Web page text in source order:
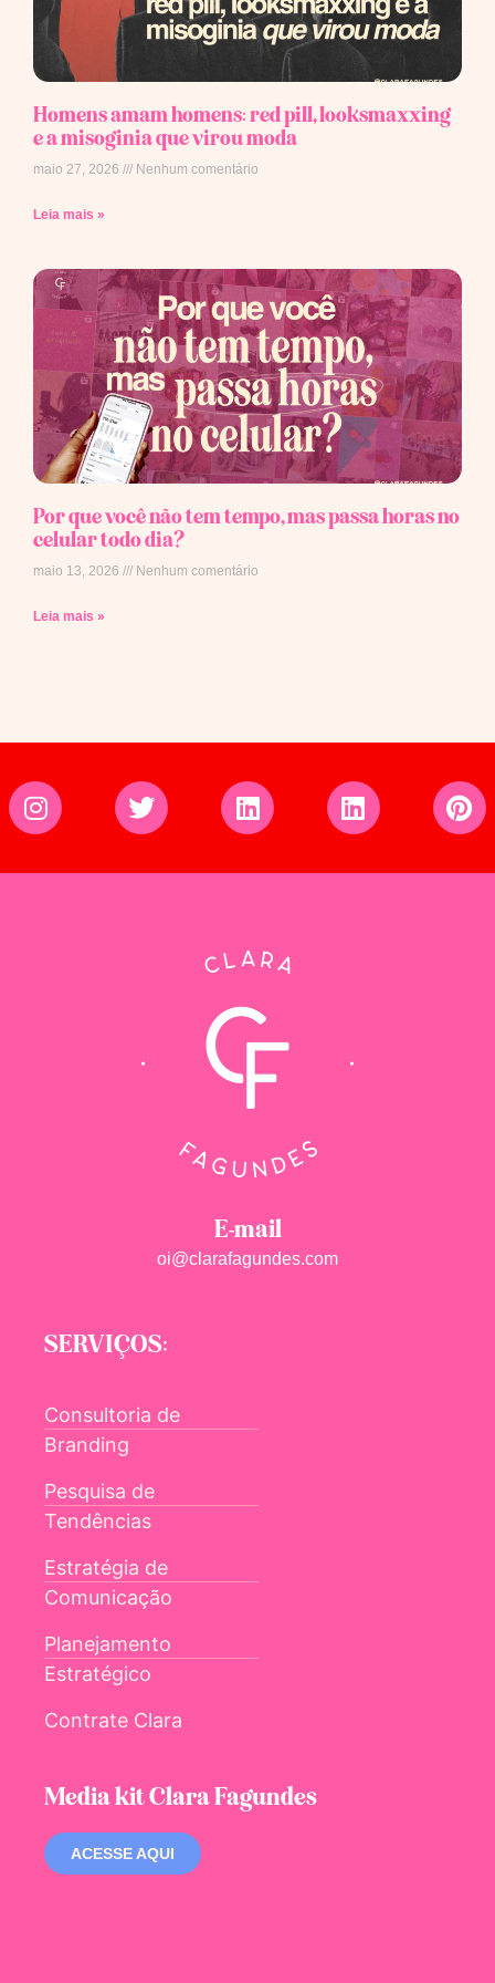
Homens amam homens: red pill, looksmaxxing
e a misoginia que virou moda
maio 27, 2026 Nenhum comentário
Leia mais »
Por que você não tem tempo, mas passa horas no
celular todo dia?
maio 13, 2026 Nenhum comentário
Leia mais »
E-mail
oi@clarafagundes.com
SERVIÇOS:
Consultoria de
Branding
Pesquisa de
Tendências
Estratégia de
Comunicação
Planejamento
Estratégico
Contrate Clara
Media kit Clara Fagundes
ACESSE AQUI